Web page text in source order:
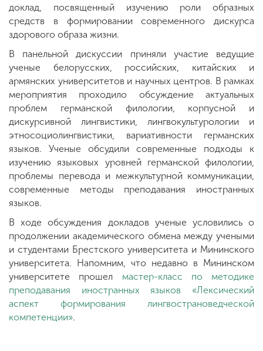
доклад, посвященный изучению роли образных
средств в формировании современного дискурса
здорового образа жизни.
В панельной дискуссии приняли участие ведущие
ученые белорусских, российских, китайских и
армянских университетов и научных центров. В рамках
мероприятия проходило обсуждение актуальных
проблем германской филологии, корпусной и
дискурсивной лингвистики, лингвокультурологии и
этносоциолингвистики, вариативности германских
языков. Ученые обсудили современные подходы к
изучению языковых уровней германской филологии,
проблемы перевода и межкультурной коммуникации,
современные методы преподавания иностранных
языков.
В ходе обсуждения докладов ученые условились о
продолжении академического обмена между учеными
и студентами Брестского университета и Мининского
университета. Напомним, что недавно в Мининском
университете прошел мастер-класс по методике
преподавания иностранных языков «Лексический
аспект формирования лингвострановедческой
компетенции».